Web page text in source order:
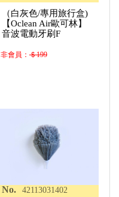
（白灰色/專用旅行盒)
【Oclean Air歐可林】
音波電動牙刷F
非會員：＄199
No. 42113031402